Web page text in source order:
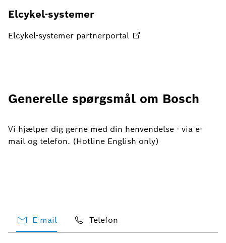
Elcykel-systemer
Elcykel-systemer partnerportal
Generelle spørgsmål om Bosch
Vi hjælper dig gerne med din henvendelse - via e-
mail og telefon. (Hotline English only)
E-mail Telefon